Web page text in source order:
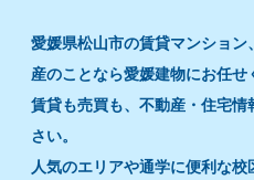
愛媛県松山市の賃貸マンショ
産のことなら愛媛建物にお任せ
賃貸も売買も、不動産・住宅
さい。
人気のエリアや通学に便利な